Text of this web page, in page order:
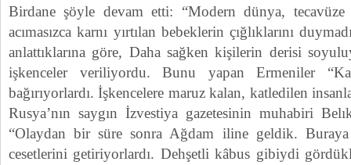
Birdane şöyle devam etti: “Modern dünya, tecavüze
acımasızca karnı yırtılan bebeklerin çığlıklarını
anlattıklarına göre, Daha sağken kişilerin derisi
işkenceler veriliyordu. Bunu yapan Ermeniler
bağırıyorlardı. İşkencelere maruz kalan, katledilen
Rusya’nın saygın İzvestiya gazetesinin muhabiri
“Olaydan bir süre sonra Ağdam iline geldik. Buraya
cesetlerini getiriyorlardı. Dehşetli kâbus gibiydi